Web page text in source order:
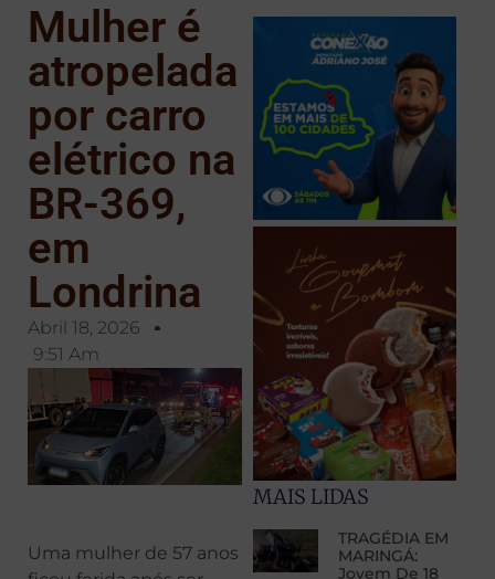
Mulher é
atropelada
por carro
elétrico na
BR-369,
em
Londrina
Abril 18, 2026
9:51 Am
Uma mulher de 57 anos
MAIS LIDAS
TRAGÉDIA EM
MARINGÁ:
Jovem De 18